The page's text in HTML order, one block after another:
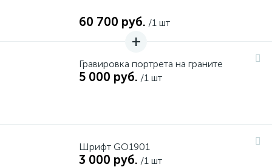
60 700 руб. /1 шт
Гравировка портрета на граните
5 000 руб. /1 шт
Шрифт GO1901
3 000 руб. /1 шт